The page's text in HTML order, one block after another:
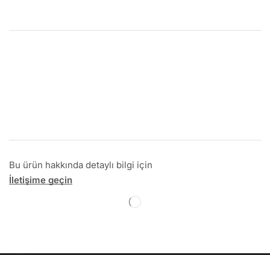
Bu ürün hakkında detaylı bilgi için
İletişime geçin